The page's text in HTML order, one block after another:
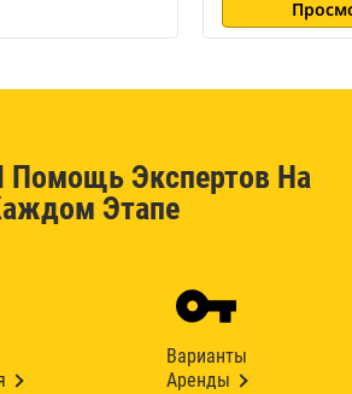
Помощь Экспертов На
Этапе
Варианты
Аренды